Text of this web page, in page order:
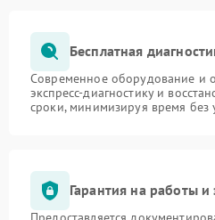
Бесплатная
Современное оборудование и
экспресс-диагностику и
сроки, минимизируя время без
Гарантия на работы и